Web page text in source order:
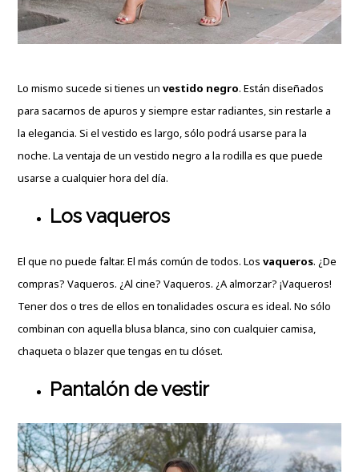
Lo mismo sucede si tienes unvestido negro. Están diseñados
para sacarnos de apuros y siempre estar radiantes, sin restarle a
la elegancia. Si el vestido es largo, sólo podrá usarse para la
noche. La ventaja de un vestido negro a la rodilla es que puede
usarse a cualquier hora del día.
Los vaqueros
El que no puede faltar. El más común de todos. Losvaqueros. ¿De
compras? Vaqueros. ¿Al cine? Vaqueros. ¿A almorzar? ¡Vaqueros!
Tener dos o tres de ellos en tonalidades oscura es ideal. No sólo
combinan con aquella blusa blanca, sino con cualquier camisa,
chaqueta o blazer que tengas en tu clóset.
Pantalón de vestir